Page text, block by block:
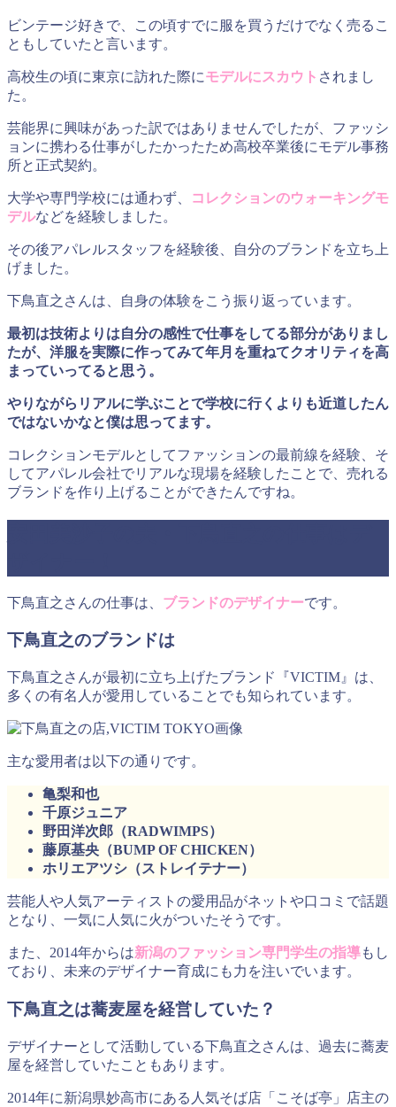
ビンテージ好きで、この頃すでに服を買うだけでなく売るこ
ともしていたと言います。
高校生の頃に東京に訪れた際にモデルにスカウト されまし
た。
芸能界に興味があった訳ではありませんでしたが、ファッシ
ョンに携わる仕事がしたかったため高校卒業後にモデル事務
所と正式契約。
大学や専門学校には通わず、
コレクションのウォーキングモ
デルなどを経験しました。
その後アパレルスタッフを経験後、自分のブランドを立ち上
げました。
下鳥直之さんは、自身の体験をこう振り返っています。
最初は技術よりは自分の感性で仕事をしてる部分がありまし
たが、洋服を実際に作ってみて年月を重ねてクオリティを高
まっていってると思う。
やりながらリアルに学ぶことで学校に行くよりも近道したん
ではないかなと僕は思ってます。
コレクションモデルとしてファッションの最前線を経験、そ
してアパレル会社でリアルな現場を経験したことで、売れる
ブランドを作り上げることができたんですね。
下鳥直之さんの仕事は、 ブランドのデザイナーです。
下鳥直之のブランドは
下鳥直之さんが最初に立ち上げたブランド『VICTIM』は、
多くの有名人が愛用していることでも知られています。
主な愛用者は以下の通りです。
亀梨和也
千原ジュニア
野田洋次郎（RADWIMPS）
藤原基央（BUMP OF CHICKEN）
ホリエアツシ（ストレイテナー）
芸能人や人気アーティストの愛用品がネットや口コミで話題
となり、一気に人気に火がついたそうです。
また、2014年からは新潟のファッション専門学生の指導もし
ており、未来のデザイナー育成にも力を注いでいます。
下鳥直之は蕎麦屋を経営していた？
デザイナーとして活動している下鳥直之さんは、過去に蕎麦
屋を経営していたこともあります。
2014年に新潟県妙高市にある人気そば店「こそば亭」店主の